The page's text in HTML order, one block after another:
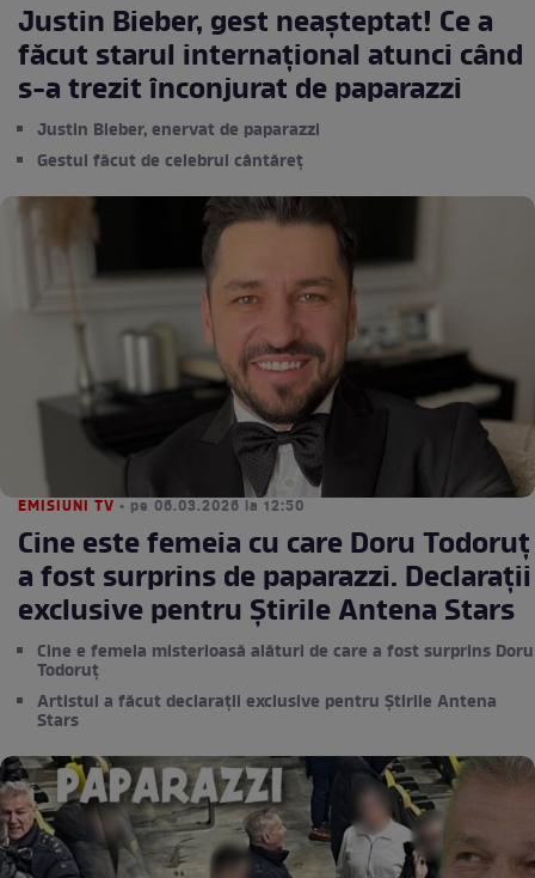
Justin Bieber, gest neașteptat! Ce a
făcut starul internațional atunci când
s-a trezit înconjurat de paparazzi
Justin Bieber, enervat de paparazzi
Gestul făcut de celebrul cântăreț
EMISIUNI TV • pe 06.03.2026 la 12:50
Cine este femeia cu care Doru Todoruț
a fost surprins de paparazzi. Declarații
exclusive pentru Știrile Antena Stars
Cine e femeia misterioasă alături de care a fost surprins Doru
Todoruț
Artistul a făcut declarații exclusive pentru Știrile Antena
Stars